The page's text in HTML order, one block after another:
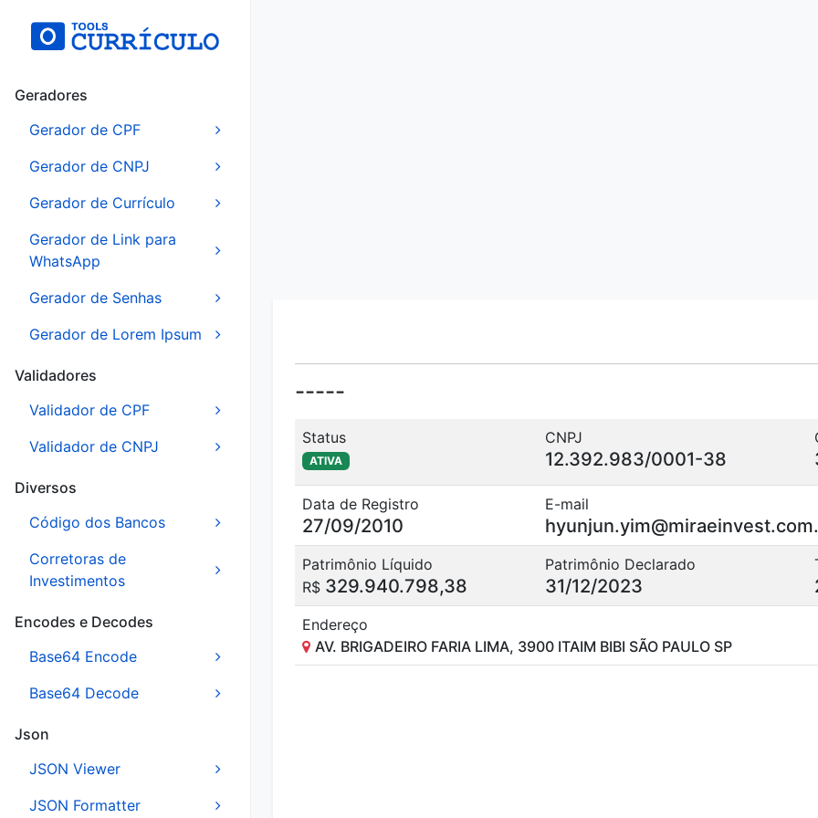
Geradores
Gerador de CPF
Gerador de CNPJ
Gerador de Currículo
Gerador de Link para
WhatsApp
Gerador de Senhas
Gerador de Lorem Ipsum
Validadores
Validador de CPF
Validador de CNPJ
Diversos
Código dos Bancos
Corretoras de
Investimentos
Encodes e Decodes
Base64 Encode
Base64 Decode
Json
JSON Viewer
JSON Formatter
-----
Status
ATIVA
CNPJ
12.392.983/0001-38
Data de Registro
27/09/2010
E-mail
Patrimônio Líquido
R$ 329.940.798,38
Patrimônio Declarado
31/12/2023
Endereço
AV. BRIGADEIRO FARIA LIMA, 3900 ITAIM BIBI SÃO PAULO SP